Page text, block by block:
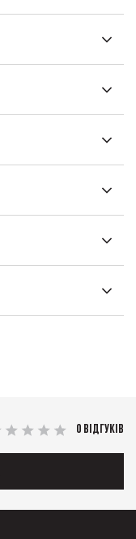
0 ВІДГУКІВ